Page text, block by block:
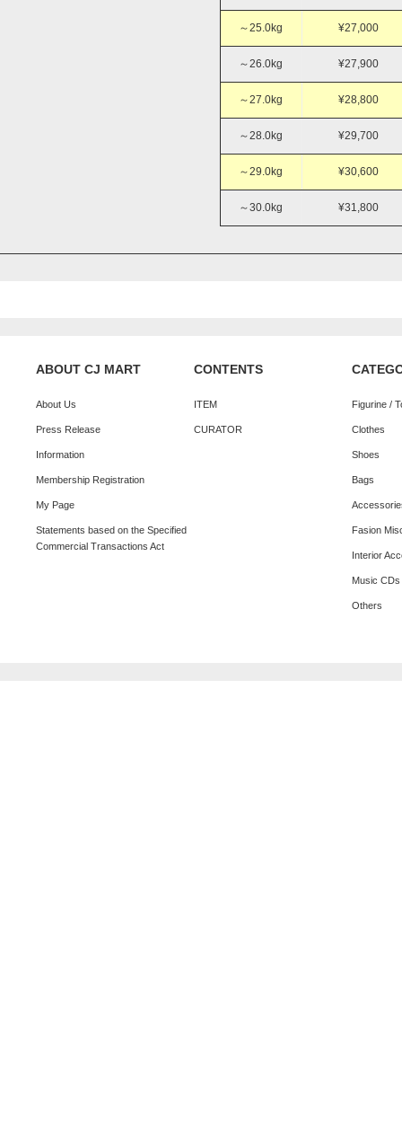
～25.0kg ¥27,000
～26.0kg ¥27,900
～27.0kg ¥28,800
～28.0kg ¥29,700
～29.0kg ¥30,600
～30.0kg ¥31,800
ABOUT CJ MART
About Us
Press Release
Information
Membership Registration
My Page
Statements based on the Specified
Commercial Transactions Act
CONTENTS
ITEM
CURATOR
Figurine /
Clothes
Shoes
Bags
Fasion
Interior
Music
Others